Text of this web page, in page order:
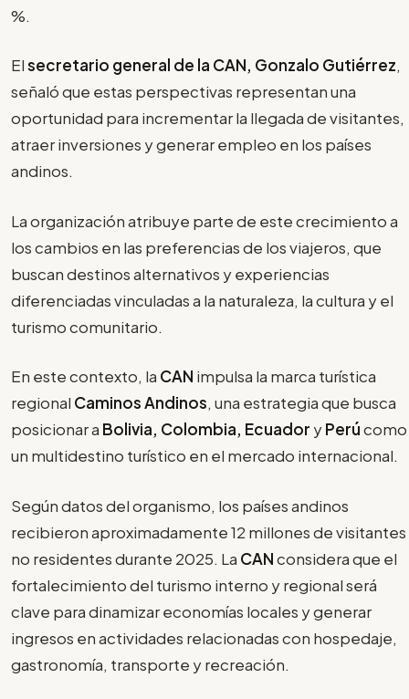
%.
Elsecretario general de la CAN, Gonzalo Gutiérrez,
señaló que estas perspectivas representan una
oportunidad para incrementar la llegada de visitantes,
atraer inversiones y generar empleo en los países
andinos.
La organización atribuye parte de este crecimiento a
los cambios en las preferencias de los viajeros, que
buscan destinos alternativos y experiencias
diferenciadas vinculadas a la naturaleza, la cultura y el
turismo comunitario.
En este contexto, la CAN impulsa la marca turística
regional Caminos Andinos, una estrategia que busca
posicionar a Bolivia, Colombia, Ecuador yPerúcomo
un multidestino turístico en el mercado internacional.
Según datos del organismo, los países andinos
recibieron aproximadamente 12 millones de visitantes
no residentes durante 2025. La CANconsidera que el
fortalecimiento del turismo interno y regional será
clave para dinamizar economías locales y generar
ingresos en actividades relacionadas con hospedaje,
gastronomía, transporte y recreación.